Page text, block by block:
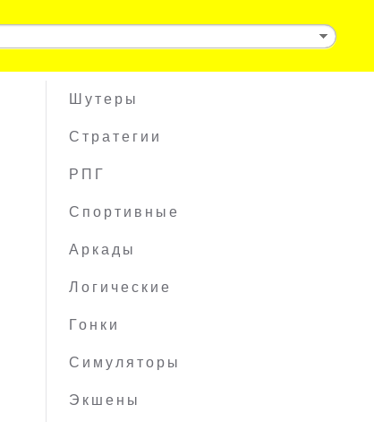
Шутеры
Стратегии
РПГ
Спортивные
Аркады
Логические
Гонки
Симуляторы
Экшены